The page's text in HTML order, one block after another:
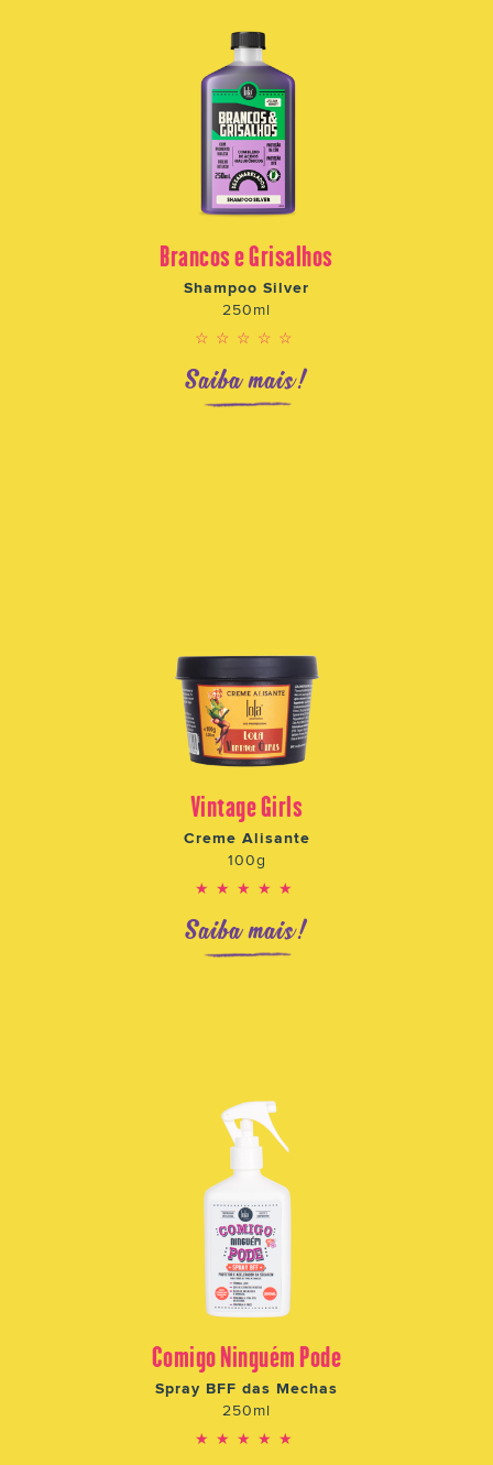
Brancos e Grisalhos
Shampoo Silver
250ml
☆☆☆☆☆
Saiba mais!
Vintage Girls
Creme Alisante
100g
★★★★★
Saiba mais!
Comigo Ninguém Pode
Spray BFF das Mechas
250ml
★★★★★